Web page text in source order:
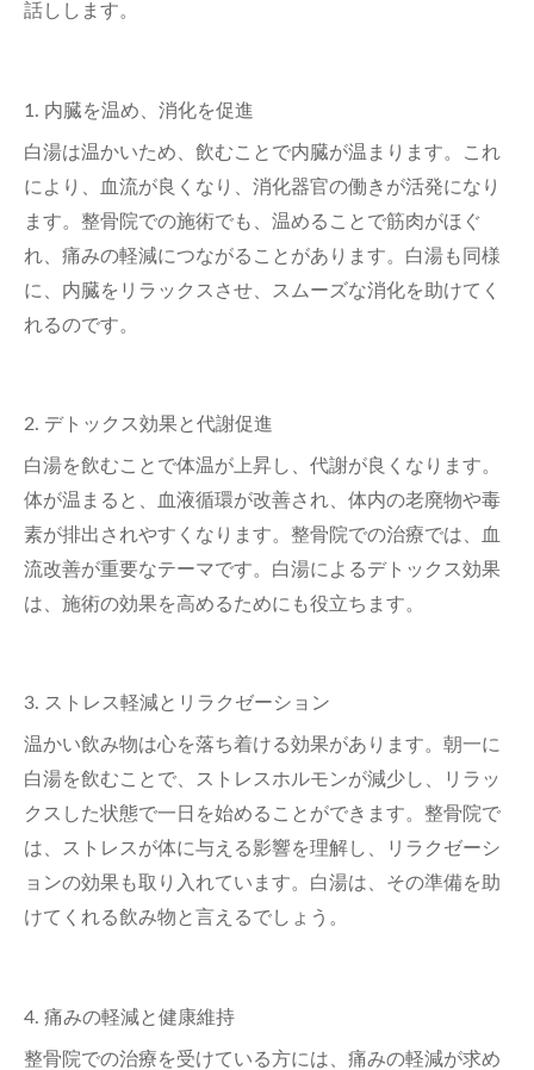
話しします。
1. 内臓を温め、消化を促進
白湯は温かいため、飲むことで内臓が温まります。これ
により、血流が良くなり、消化器官の働きが活発になり
ます。整骨院での施術でも、温めることで筋肉がほぐ
れ、痛みの軽減につながることがあります。白湯も同様
に、内臓をリラックスさせ、スムーズな消化を助けてく
れるのです。
2. デトックス効果と代謝促進
白湯を飲むことで体温が上昇し、代謝が良くなります。
体が温まると、血液循環が改善され、体内の老廃物や毒
素が排出されやすくなります。整骨院での治療では、血
流改善が重要なテーマです。白湯によるデトックス効果
は、施術の効果を高めるためにも役立ちます。
3. ストレス軽減とリラクゼーション
温かい飲み物は心を落ち着ける効果があります。朝一に
白湯を飲むことで、ストレスホルモンが減少し、リラッ
クスした状態で一日を始めることができます。整骨院で
は、ストレスが体に与える影響を理解し、リラクゼーシ
ョンの効果も取り入れています。白湯は、その準備を助
けてくれる飲み物と言えるでしょう。
4. 痛みの軽減と健康維持
整骨院での治療を受けている方には、痛みの軽減が求め